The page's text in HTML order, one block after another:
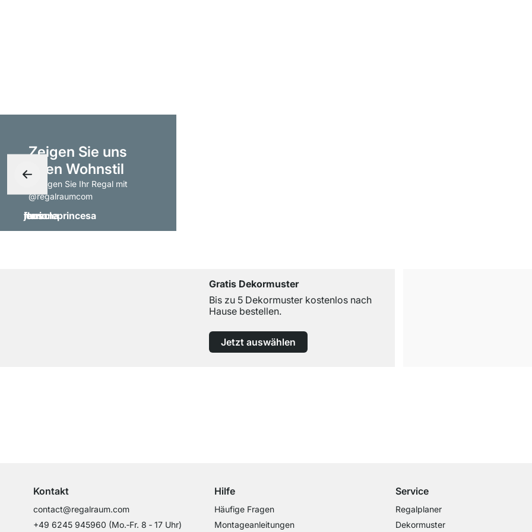
Zeigen Sie uns
Ihren Wohnstil
- taggen Sie Ihr Regal mit
@regalraumcom
Gratis Dekormuster
Bis zu 5 Dekormuster kostenlos nach
Hause bestellen.
Jetzt auswählen
Kontakt
contact@regalraum.com
+49 6245 945960 (Mo.‑Fr. 8 ‑ 17 Uhr)
Hilfe
Häufige Fragen
Montageanleitungen
Service
Regalplaner
Dekormuster